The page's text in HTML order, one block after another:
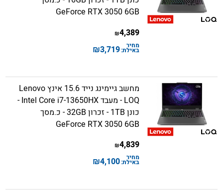
GeForce RTX 3050 6GB
4,389
₪
מחיר
באילת:3,719
₪
מחשב גיימינג נייד 15.6 אינץ Lenovo
LOQ - מעבד Intel Core i7-13650HX -
כונן 1TB - זכרון 32GB - כ.מסך
GeForce RTX 3050 6GB
4,839
₪
מחיר
באילת:4,100
₪